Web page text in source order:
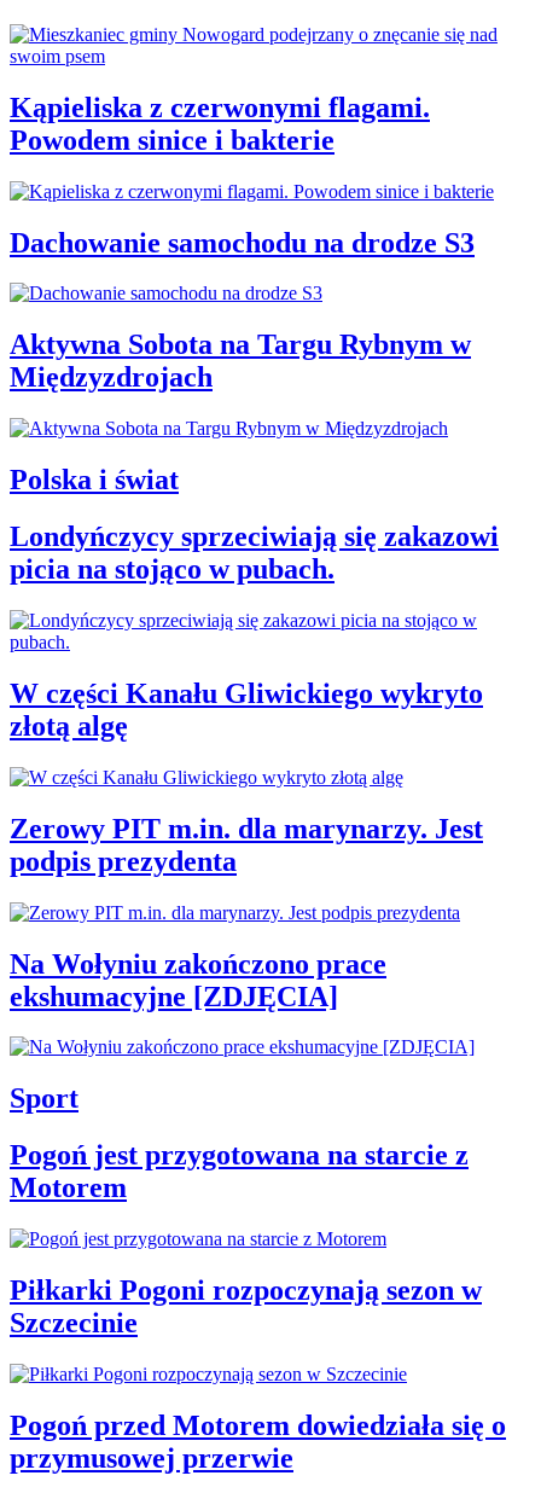
Kąpieliska z czerwonymi flagami.
Powodem sinice i bakterie
Dachowanie samochodu na drodze S3
Aktywna Sobota na Targu Rybnym w
Międzyzdrojach
Polska i świat
Londyńczycy sprzeciwiają się zakazowi
picia na stojąco w pubach.
W części Kanału Gliwickiego wykryto
złotą algę
Zerowy PIT m.in. dla marynarzy. Jest
podpis prezydenta
Na Wołyniu zakończono prace
ekshumacyjne [ZDJĘCIA]
Sport
Pogoń jest przygotowana na starcie z
Motorem
Piłkarki Pogoni rozpoczynają sezon w
Szczecinie
Pogoń przed Motorem dowiedziała się o
przymusowej przerwie